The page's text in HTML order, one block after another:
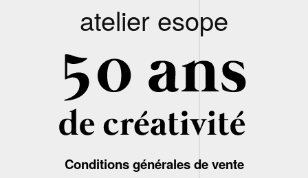
atelier esope
Conditions générales de vente